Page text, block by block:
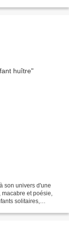
son univers d'une
et poésie,
solitaires,